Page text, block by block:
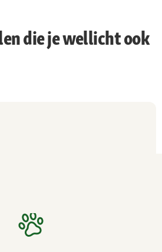
die je wellicht ook